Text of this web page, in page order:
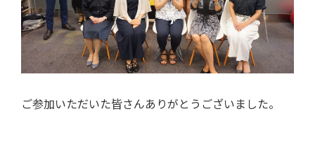
ご参加いただいた皆さんありがとうございました。